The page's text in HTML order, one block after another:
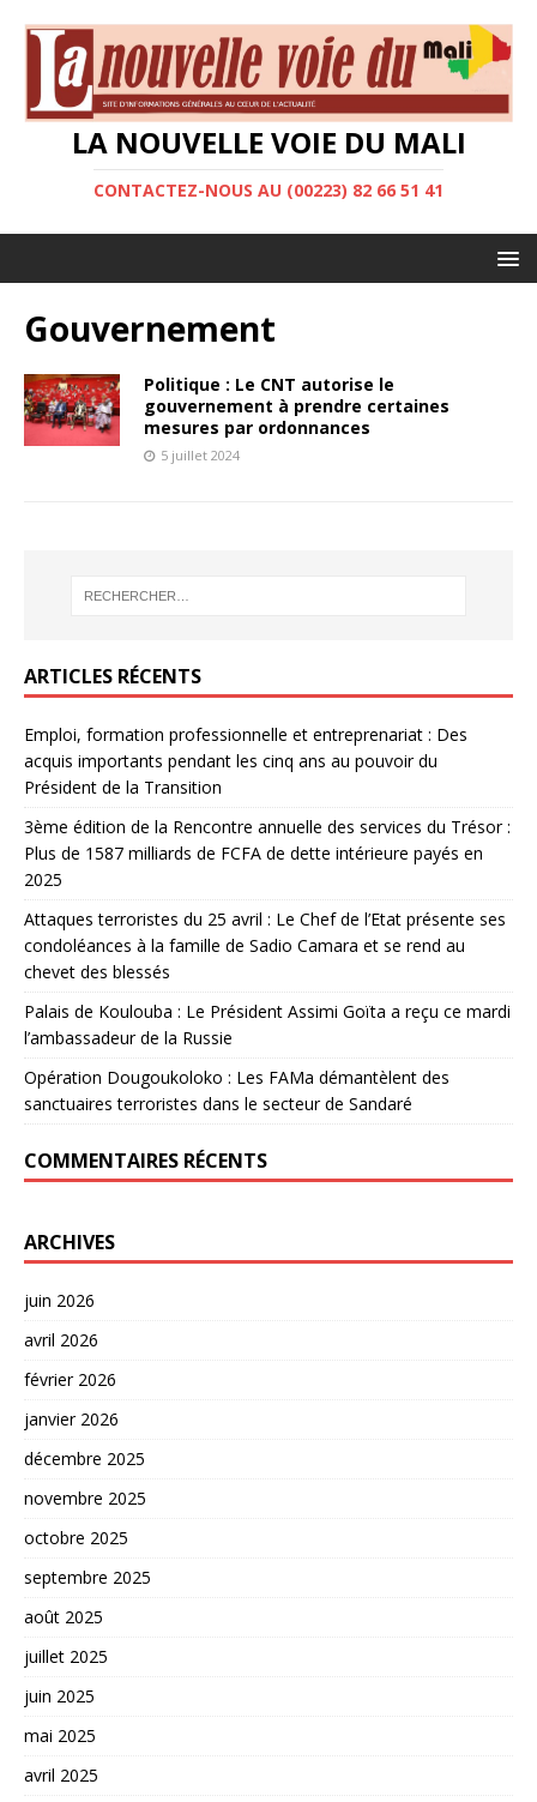
LA NOUVELLE VOIE DU MALI
CONTACTEZ-NOUS AU (00223) 82 66 51 41
Gouvernement
Politique : Le CNT autorise le
gouvernement à prendre certaines
mesures par ordonnances
5 juillet 2024
ARTICLES RÉCENTS
Emploi, formation professionnelle et entreprenariat : Des
acquis importants pendant les cinq ans au pouvoir du
Président de la Transition
3ème édition de la Rencontre annuelle des services du Trésor :
Plus de 1587 milliards de FCFA de dette intérieure payés en
2025
Attaques terroristes du 25 avril : Le Chef de l’Etat présente ses
condoléances à la famille de Sadio Camara et se rend au
chevet des blessés
Palais de Koulouba : Le Président Assimi Goïta a reçu ce mardi
l’ambassadeur de la Russie
Opération Dougoukoloko : Les FAMa démantèlent des
sanctuaires terroristes dans le secteur de Sandaré
COMMENTAIRES RÉCENTS
ARCHIVES
juin 2026
avril 2026
février 2026
janvier 2026
décembre 2025
novembre 2025
octobre 2025
septembre 2025
août 2025
juillet 2025
juin 2025
mai 2025
avril 2025